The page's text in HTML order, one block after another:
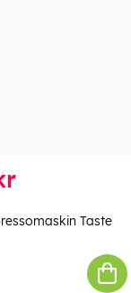
Taste